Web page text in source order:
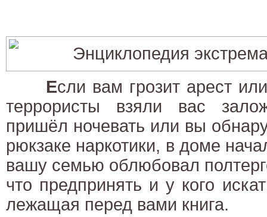
Если вам грозит арест
террористы взяли вас
пришёл ночевать или вы
рюкзаке наркотики, в доме
вашу семью облюбовал
что предпринять и у кого
лежащая перед вами книга.